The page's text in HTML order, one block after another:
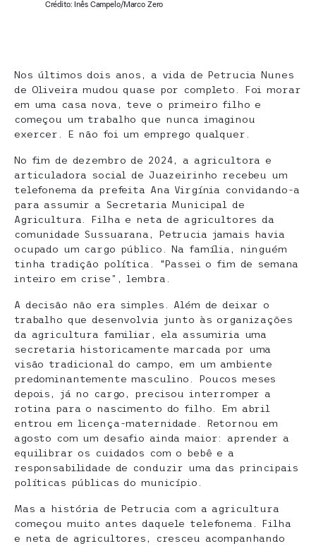
Crédito: Inês Campelo/Marco Zero
Nos últimos dois anos, a vida de Petrucia Nunes
de Oliveira mudou quase por completo. Foi morar
em uma casa nova, teve o primeiro filho e
começou um trabalho que nunca imaginou
exercer. E não foi um emprego qualquer.
No fim de dezembro de 2024, a agricultora e
articuladora social de Juazeirinho recebeu um
telefonema da prefeita Ana Virgínia convidando-a
para assumir a Secretaria Municipal de
Agricultura. Filha e neta de agricultores da
comunidade Sussuarana, Petrucia jamais havia
ocupado um cargo público. Na família, ninguém
tinha tradição política. “Passei o fim de semana
inteiro em crise”, lembra.
A decisão não era simples. Além de deixar o
trabalho que desenvolvia junto às organizações
da agricultura familiar, ela assumiria uma
secretaria historicamente marcada por uma
visão tradicional do campo, em um ambiente
predominantemente masculino. Poucos meses
depois, já no cargo, precisou interromper a
rotina para o nascimento do filho. Em abril
entrou em licença-maternidade. Retornou em
agosto com um desafio ainda maior: aprender a
equilibrar os cuidados com o bebê e a
responsabilidade de conduzir uma das principais
políticas públicas do município.
Mas a história de Petrucia com a agricultura
começou muito antes daquele telefonema. Filha
e neta de agricultores, cresceu acompanhando